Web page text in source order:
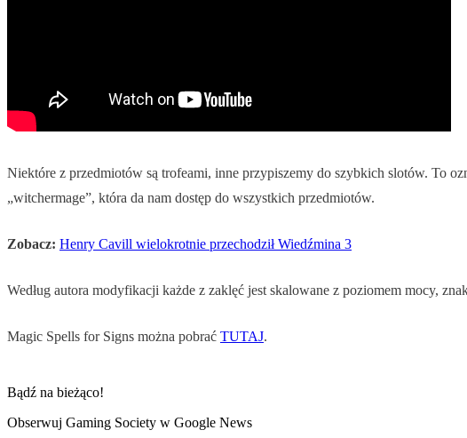
Niektóre z przedmiotów są trofeami, inne przypiszemy do szybkich slotów. To
„witchermage”, która da nam dostęp do wszystkich przedmiotów.
Zobacz: Henry Cavill wielokrotnie przechodził Wiedźmina 3
Według autora modyfikacji każde z zaklęć jest skalowane z poziomem mocy,
Magic Spells for Signs można pobrać TUTAJ.
Bądź na bieżąco!
Obserwuj Gaming Society w Google News